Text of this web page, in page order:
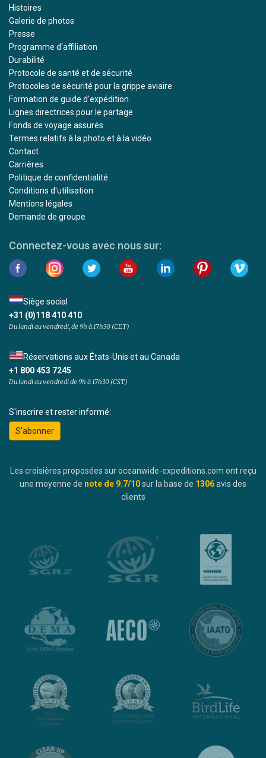
Histoires
Galerie de photos
Presse
Programme d'affiliation
Durabilité
Protocole de santé et de sécurité
Protocoles de sécurité pour la grippe aviaire
Formation de guide d'expédition
Lignes directrices pour le partage
Fonds de voyage assurés
Termes relatifs à la photo et à la vidéo
Contact
Carrières
Politique de confidentialité
Conditions d'utilisation
Mentions légales
Demande de groupe
Connectez-vous avec nous sur:
Siège social
+31 (0)118 410 410
Du lundi au vendredi, de 9h à 17h30 (CET)
Réservations aux États-Unis et au Canada
+1 800 453 7245
Du lundi au vendredi de 9h à 17h30 (CST)
S'inscrire et rester informé:
S'abonner
Les croisières proposées sur oceanwide-expeditions.com ont reçu
une moyenne de note de 9.7/10sur la base de 1306avis des
clients